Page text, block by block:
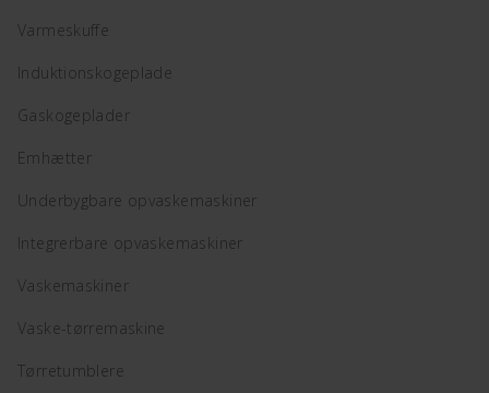
Varmeskuffe
Induktionskogeplade
Gaskogeplader
Emhætter
Underbygbare opvaskemaskiner
Integrerbare opvaskemaskiner
Vaskemaskiner
Vaske-tørremaskine
Tørretumblere